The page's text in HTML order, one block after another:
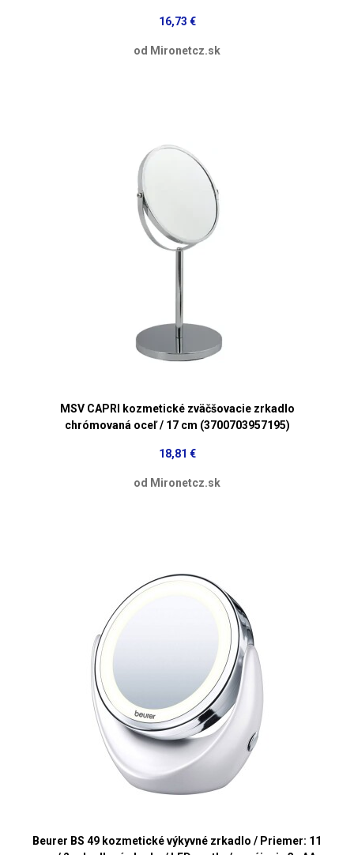
16,73 €
od Mironetcz.sk
MSV CAPRI kozmetické zväčšovacie zrkadlo
chrómovaná oceľ / 17 cm (3700703957195)
18,81 €
od Mironetcz.sk
Beurer BS 49 kozmetické výkyvné zrkadlo / Priemer: 11